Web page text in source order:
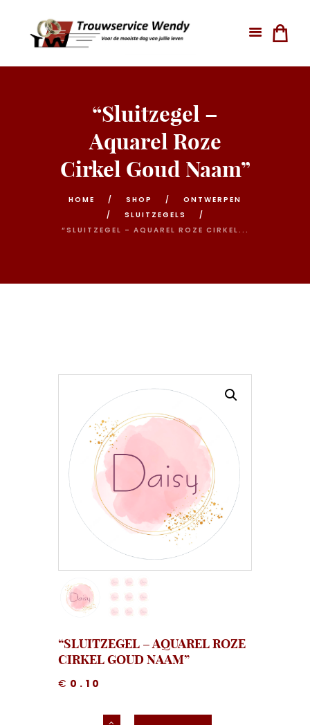
“Sluitzegel –
Aquarel Roze
Cirkel Goud Naam”
HOME SHOP
ONTWERPEN
SLUITZEGELS
“SLUITZEGEL – AQUAREL ROZE CIRKEL...
“SLUITZEGEL – AQUAREL ROZE
CIRKEL GOUD NAAM”
€ 0.10